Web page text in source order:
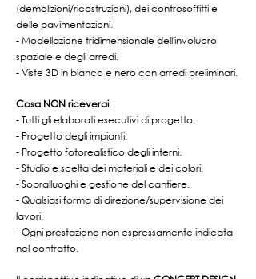
(demolizioni/ricostruzioni), dei controsoffitti e
delle pavimentazioni.
- Modellazione tridimensionale dell'involucro
spaziale e degli arredi.
- Viste 3D in bianco e nero con arredi preliminari.
Cosa NON riceverai:
- Tutti gli elaborati esecutivi di progetto.
- Progetto degli impianti.
- Progetto fotorealistico degli interni.
- Studio e scelta dei materiali e dei colori.
- Sopralluoghi e gestione del cantiere.
- Qualsiasi forma di direzione/supervisione dei
lavori.
- Ogni prestazione non espressamente indicata
nel contratto.